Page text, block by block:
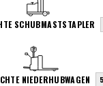
SCHUBMASTSTAPLER
NIEDERHUBWAGEN